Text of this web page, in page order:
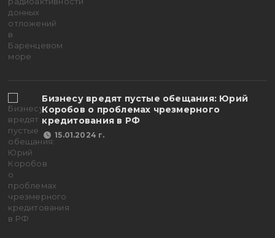
Бизнесу вредят пустые обещания: Юрий
Коробов о проблемах чрезмерного
кредитования в РФ
15.01.2024 г.